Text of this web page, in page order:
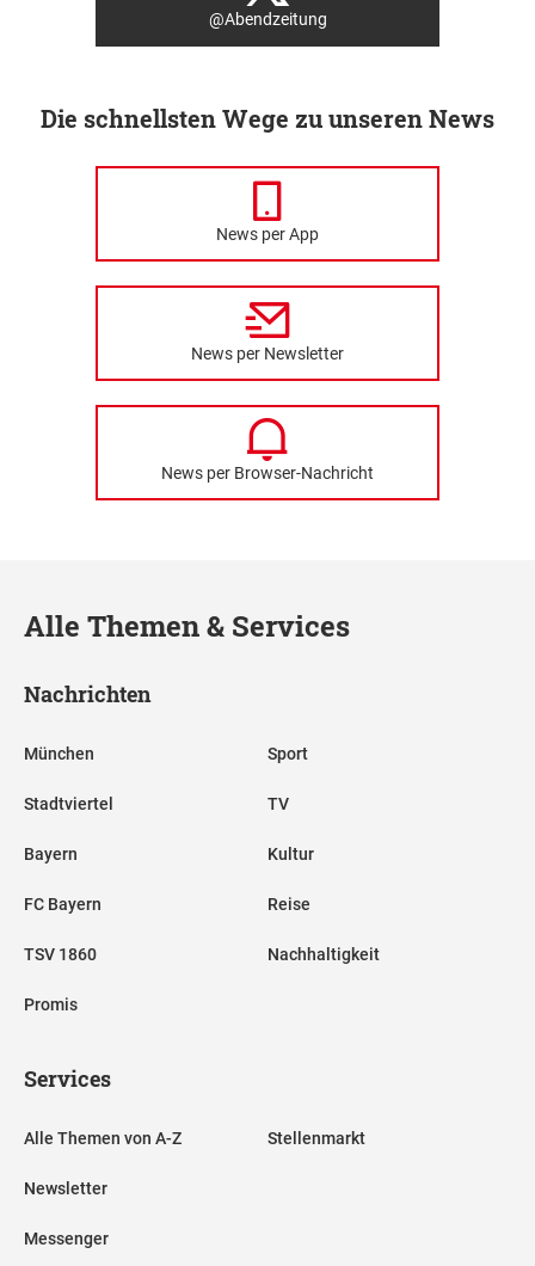
@Abendzeitung
Die schnellsten Wege zu unseren News
News per App
News per Newsletter
News per Browser-Nachricht
Alle Themen & Services
Nachrichten
München
Stadtviertel
Bayern
FC Bayern
TSV 1860
Promis
Sport
TV
Kultur
Reise
Nachhaltigkeit
Services
Alle Themen von A-Z
Newsletter
Messenger
Stellenmarkt